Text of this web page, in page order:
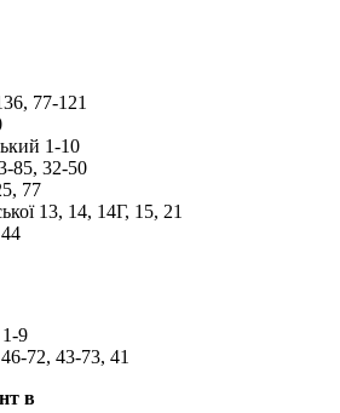
77-121
1-10
85, 32-50
77
13, 14, 14Г, 15, 21
9
72, 43-73, 41
в